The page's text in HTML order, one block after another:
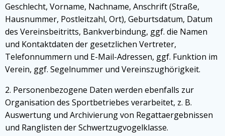
Geschlecht, Vorname, Nachname, Anschrift (Straße,
Hausnummer, Postleitzahl, Ort), Geburtsdatum, Datum
des Vereinsbeitritts, Bankverbindung, ggf. die Namen
und Kontaktdaten der gesetzlichen Vertreter,
Telefonnummern und E-Mail-Adressen, ggf. Funktion im
Verein, ggf. Segelnummer und Vereinszughörigkeit.
2. Personenbezogene Daten werden ebenfalls zur
Organisation des Sportbetriebes verarbeitet, z. B.
Auswertung und Archivierung von Regattaergebnissen
und Ranglisten der Schwertzugvogelklasse.